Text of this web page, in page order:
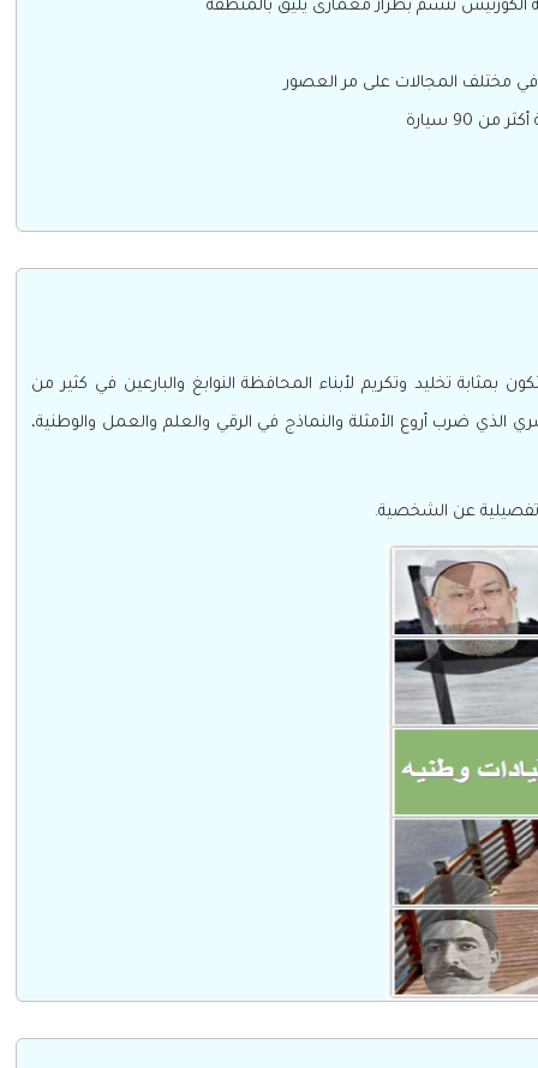
مختلف المجالات على مر العصور
90 سيارة
تخليد وتكريم لأبناء المحافظة النوابغ والبارعين في كثير من
الذي ضرب أروع الأمثلة والنماذج في الرقي والعلم والعمل والوطنية،